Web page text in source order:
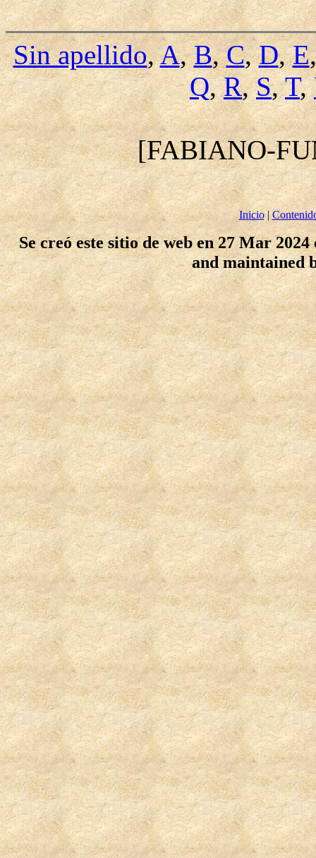
Sin apellido,A,B,C,D,E
Q,R,S,T,
[FABIANO-
Inicio|
Se creó este sitio de web en 27 Mar
and maintained